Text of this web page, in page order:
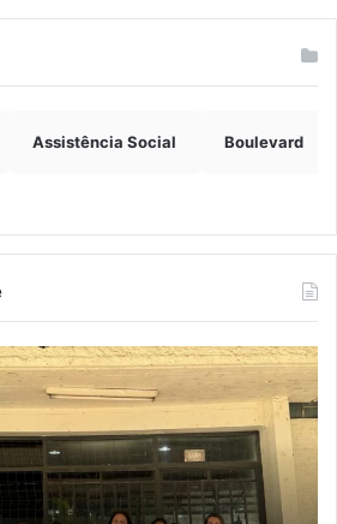
Assistência Social Boulevard
e